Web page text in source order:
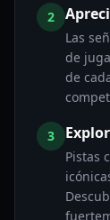
2
Las
de
de
3
Pistas